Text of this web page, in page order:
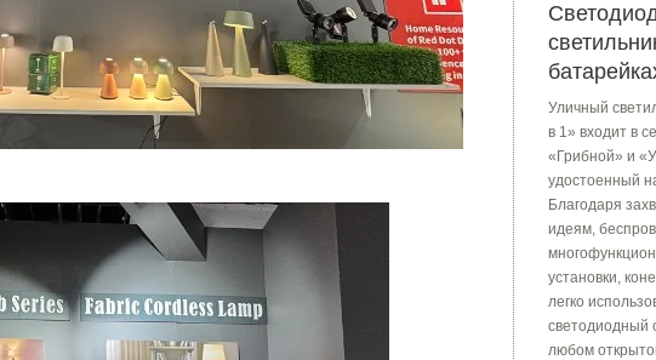
Уличный
в 1» входит в
«Грибной» и
удостоенный
Благодаря
идеям,
установки,
легко
светодиодный
любом